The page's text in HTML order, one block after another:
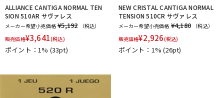
ALLIANCE CANTIGA NORMAL TEN
SION 510AR サヴァレス
メーカー希望小売価格 ¥5,192
（税込）
販売価格¥3,641(税込)
ポイント：1% (33pt)
NEW CRISTAL CANTIGA NORMAL
TENSION 510CR サヴァレス
メーカー希望小売価格 ¥4,180
（税込）
販売価格¥2,926(税込)
ポイント：1%(26pt)